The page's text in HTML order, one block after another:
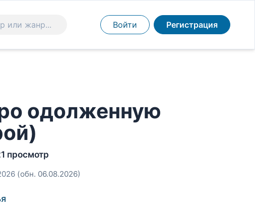
Войти Регистрация
одолженную
просмотр
(обн. 06.08.2026)